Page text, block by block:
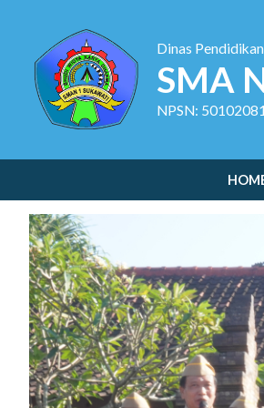
Dinas
SMA
NPSN: